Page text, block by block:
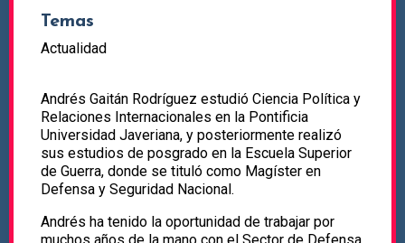
Temas
Actualidad
Andrés Gaitán Rodríguez estudió Ciencia Política y
Relaciones Internacionales en la Pontificia
Universidad Javeriana, y posteriormente realizó
sus estudios de posgrado en la Escuela Superior
de Guerra, donde se tituló como Magíster en
Defensa y Seguridad Nacional.
Andrés ha tenido la oportunidad de trabajar por